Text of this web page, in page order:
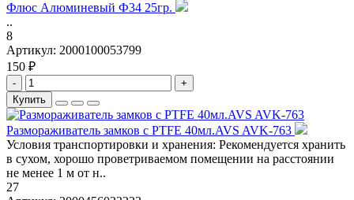
Флюс Алюминевый Ф34 25гр.
..
8
Артикул: 2000100053799
150 ₽
-
+
Купить
Размораживатель замков с PTFE 40мл.AVS AVK-763
Условия транспортировки и хранения: Рекомендуется хранить
в сухом, хорошо проветриваемом помещении на расстоянии
не менее 1 м от н..
27